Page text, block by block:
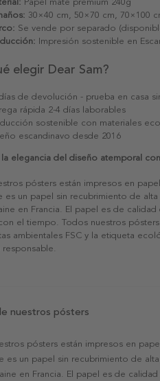
30×40 cm, 50×70 cm, 70×100
Se vende por separado
Impresión sostenible en
elegir Dear Sam?
de devolución - prueba en casa
rápida 2-4 días laborables
sostenible con materiales
escandinavo desde 2016
elegancia del diseño atemporal
pósters están impresos en
es un papel sin recubrimiento de
en Francia. El papel es de
el tiempo. Todos nuestros
ambientales FSC y la etiqueta
responsable.
nuestros pósters
pósters están impresos en
es un papel sin recubrimiento de
en Francia. El papel es de